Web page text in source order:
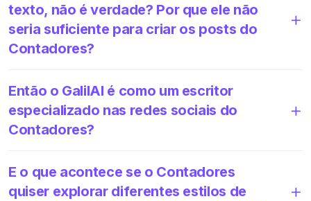
texto, não é verdade? Por que ele não
seria suficiente para criar os posts do
Contadores?
Então o GalilAI é como um escritor
especializado nas redes sociais do
Contadores?
E o que acontece se o Contadores
quiser explorar diferentes estilos de